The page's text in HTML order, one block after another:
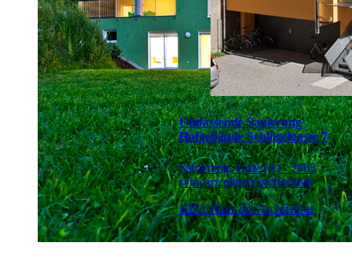
Umfassende Sanierung
Hofgebäude Schlögelgasse 7
Sanierung, Graz (A) - 2005
schwarz.platzer.architekten
HDA Haus der Architektur